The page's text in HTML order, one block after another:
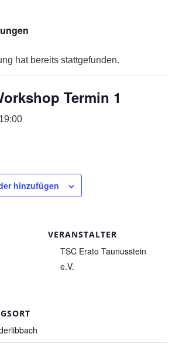
hat bereits stattgefunden.
Termin 1
19:00
hinzufügen
VERANSTALTER
TSC Erato Taunusstein
e.V.